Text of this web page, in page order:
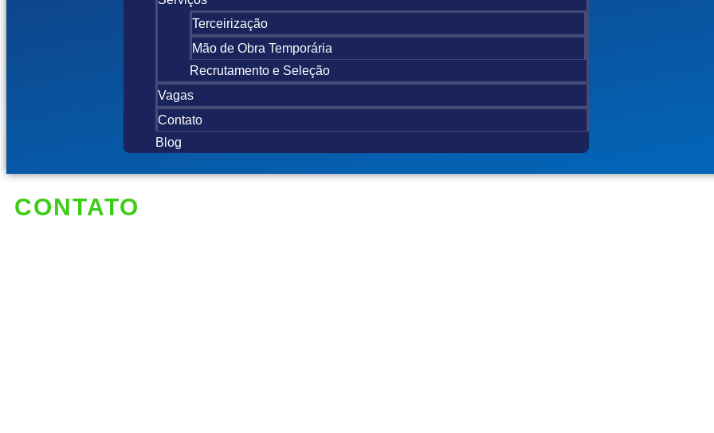
Terceirização
Mão de Obra Temporária
Recrutamento e Seleção
Vagas
Contato
Blog
CONTATO